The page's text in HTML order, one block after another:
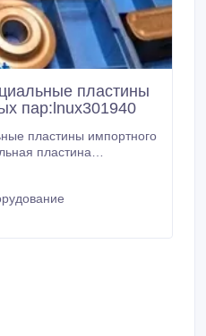
пластины
пар:lnux301940
пластины импортного
пластина
Тангенциальная
TF NC3220
SANDVIK